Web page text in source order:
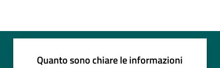
Quanto sono chiare le informazioni